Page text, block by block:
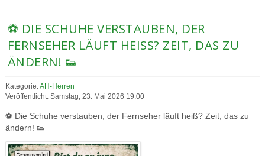
⚽ DIE SCHUHE VERSTAUBEN, DER
FERNSEHER LÄUFT HEISS? ZEIT, DAS ZU Ä
NDERN! 👟
Kategorie:AH-Herren
Veröffentlicht: Samstag, 23. Mai 2026 19:00
⚽ Die Schuhe verstauben, der Fernseher läuft heiß? Zeit, das zu
ändern! 👟